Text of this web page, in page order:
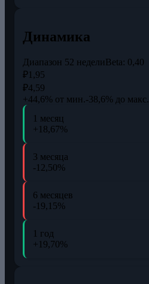
Динамика
Диапазон 52 неделиBeta: 0,40
₽1,95
₽4,59
+44,6% от мин.-38,6% до макс.
1 месяц
+18,67%
3 месяца
-12,50%
6 месяцев
-19,15%
1 год
+19,70%